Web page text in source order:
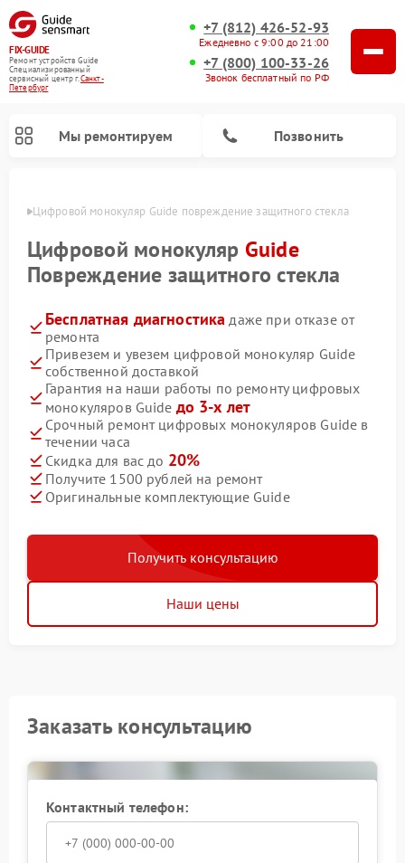
FIX-GUIDE
Ремонт устройств Guide
Специализированный
cервисный центр г.Санкт-
Петербург
+7 (812) 426-52-93
Ежедневно с 9:00 до 21:00
+7 (800) 100-33-26
Звонок бесплатный по РФ
Мы ремонтируем Позвонить
Цифровой монокуляр Guide повреждение защитного стекла
Цифровой монокуляр Guide
Повреждение защитного стекла
Бесплатная диагностика даже при отказе от
ремонта
Привезем и увезем цифровой монокуляр Guide
собственной доставкой
Гарантия на наши работы по ремонту цифровых
монокуляров Guide до 3-х лет
Срочный ремонт цифровых монокуляров Guide в
течении часа
Скидка для вас до 20%
Получите 1500 рублей на ремонт
Оригинальные комплектующие Guide
Получить консультацию
Наши цены
Заказать консультацию
Контактный телефон: